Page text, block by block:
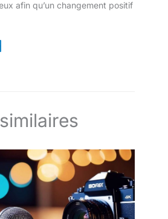
afin qu’un changement positif